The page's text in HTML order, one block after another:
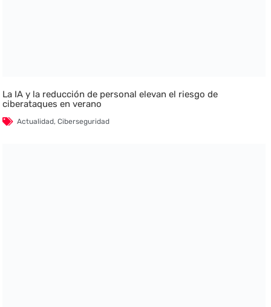
La IA y la reducción de personal elevan el riesgo de
ciberataques en verano
Actualidad,Ciberseguridad